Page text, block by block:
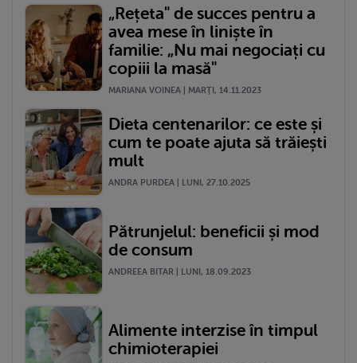
„Rețeta" de succes pentru a
avea mese în liniște în
familie: „Nu mai negociați cu
copiii la masă"
MARIANA VOINEA | MARŢI, 14.11.2023
Dieta centenarilor: ce este și
cum te poate ajuta să trăiești
mult
ANDRA PURDEA | LUNI, 27.10.2025
Pătrunjelul: beneficii și mod
de consum
ANDREEA BITAR | LUNI, 18.09.2023
Alimente interzise în timpul
chimioterapiei